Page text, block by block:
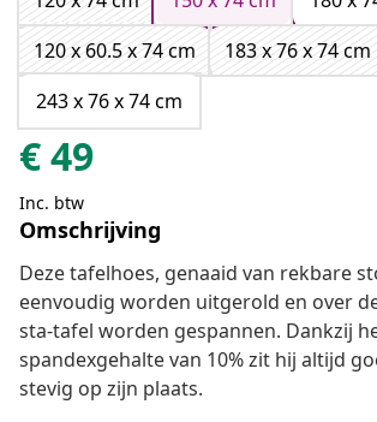
120 x 60.5 x 74 cm
183 x 76 x 74 cm
243 x 76 x 74 cm
€49
Inc. btw
Omschrijving
Deze tafelhoes, genaaid van rekbare
eenvoudig worden uitgerold en over
sta-tafel worden gespannen. Dankzij
spandexgehalte van 10% zit hij altijd
stevig op zijn plaats.